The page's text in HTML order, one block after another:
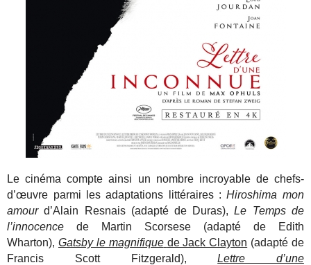
Le cinéma compte ainsi un nombre incroyable de chefs-
d’œuvre parmi les adaptations littéraires :Hiroshima mon
amourd’Alain Resnais (adapté de Duras),Le Temps de
l’innocence de Martin Scorsese (adapté de Edith
Wharton), Gatsby le magnifique de Jack Clayton (adapté de
Francis Scott Fitzgerald),Lettre d’une